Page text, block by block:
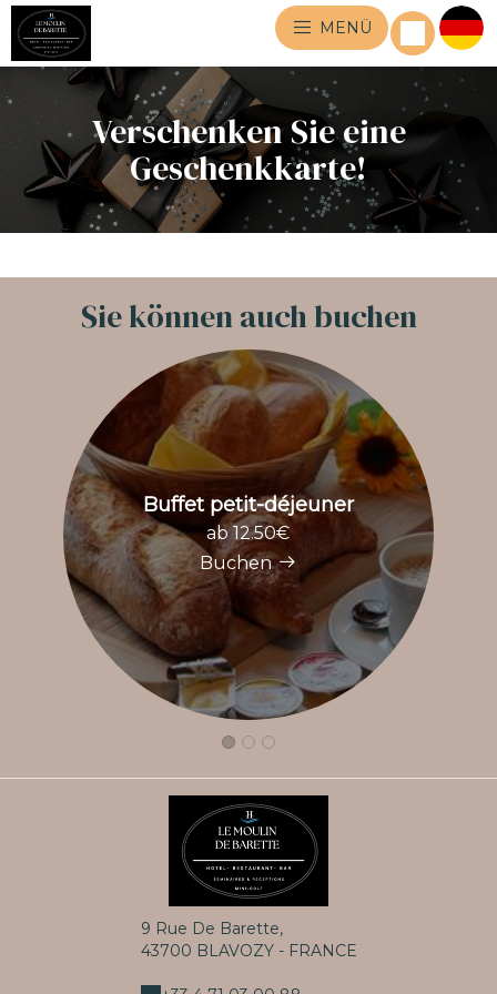
MENÜ
Verschenken Sie eine
Geschenkkarte!
Sie können auch buchen
Buffet petit-déjeuner
ab 12.50€
Buchen
9 Rue De Barette,
43700 BLAVOZY - FRANCE